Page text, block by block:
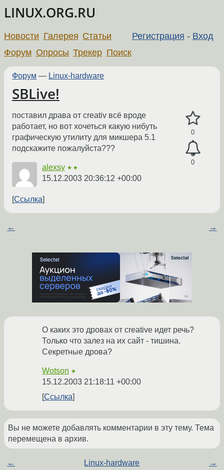
LINUX.ORG.RU
Регистрация - Вход
Новости Галерея Статьи
Форум Опросы Трекер Поиск
Форум — Linux-hardware
SBLive!
0
0
поставил драва от creativ всё вроде
работает, но вот хочеться какую нибуть
графическую утилиту для микшера 5.1
подскажите пожалуйста???
alexsy ★★
15.12.2003 20:36:12 +00:00
Ссылка
← →
О каких это дровах от creative идет речь?
Только что залез на их сайт - тишина.
Секретные дрова?
Wotson ★
15.12.2003 21:18:11 +00:00
Ссылка
Вы не можете добавлять комментарии в эту тему. Тема
перемещена в архив.
← Linux-hardware →